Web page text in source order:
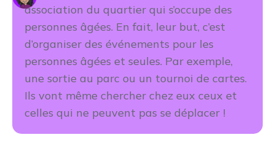
association du quartier qui s’occupe des
personnes âgées. En fait, leur but, c’est
d’organiser des événements pour les
personnes âgées et seules. Par exemple,
une sortie au parc ou un tournoi de cartes.
Ils vont même chercher chez eux ceux et
celles qui ne peuvent pas se déplacer !